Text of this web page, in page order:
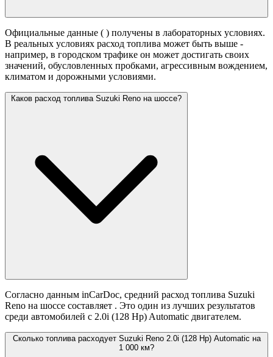
Официальные данные ( ) получены в лабораторных условиях.
В реальных условиях расход топлива может быть выше -
например, в городском трафике он может достигать своих
значений, обусловленных пробками, агрессивным вождением,
климатом и дорожными условиями.
Каков расход топлива Suzuki Reno на шоссе?
Согласно данным inCarDoc, средний расход топлива Suzuki
Reno на шоссе составляет . Это один из лучших результатов
среди автомобилей с 2.0i (128 Hp) Automatic двигателем.
Сколько топлива расходует Suzuki Reno 2.0i (128 Hp) Automatic на
1 000 км?